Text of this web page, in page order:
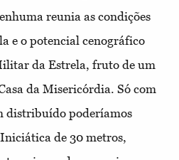
reunia as condições
e o potencial cenográfico
da Estrela, fruto de um
da Misericórdia. Só com
distribuído poderíamos
de 30 metros,